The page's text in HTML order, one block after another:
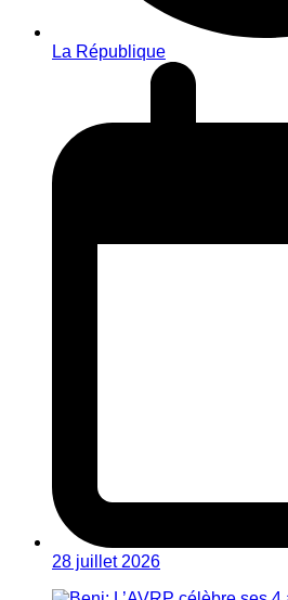
La République
28 juillet 2026